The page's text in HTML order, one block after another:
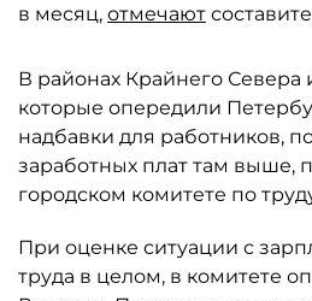
в месяц, отмечают
В районах Крайнего Севера
которые опередили
надбавки для работников,
заработных плат там выше,
городском комитете по
При оценке ситуации с
труда в целом, в комитете